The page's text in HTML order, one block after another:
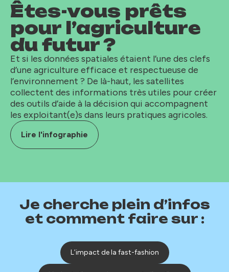
Êtes-vous prêts
pour l’agriculture
du futur ?
Et si les données spatiales étaient l’une des clefs
d’une agriculture efficace et respectueuse de
l’environnement ? De là-haut, les satellites
collectent des informations très utiles pour créer
des outils d’aide à la décision qui accompagnent
les exploitant(e)s dans leurs pratiques agricoles.
Lire l'infographie
Je cherche plein d’infos
et comment faire sur :
L’impact de la fast-fashion